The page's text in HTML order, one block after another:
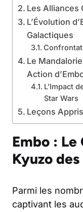
Les Alliances
L’Évolution
Galactiques
Le
Action
L’Impact
Star Wars
Leçons
Embo : Le
Kyuzo
Parmi les
captivant les